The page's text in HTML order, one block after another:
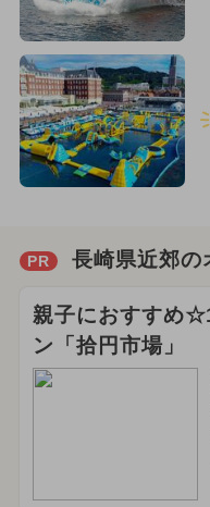
PR 長崎県近郊の
親子におすすめ
ン「拾円市場」